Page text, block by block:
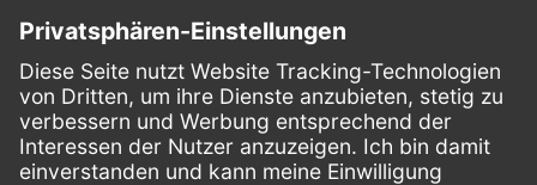
VERSANDARTEN
FacebookInstagramLinkedIn